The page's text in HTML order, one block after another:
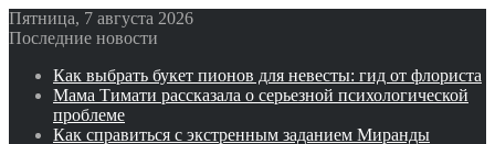
Пятница, 7 августа 2026
Последние новости
Как выбрать букет пионов для невесты: гид от флориста
Мама Тимати рассказала о серьезной психологической
проблеме
Как справиться с экстренным заданием Миранды